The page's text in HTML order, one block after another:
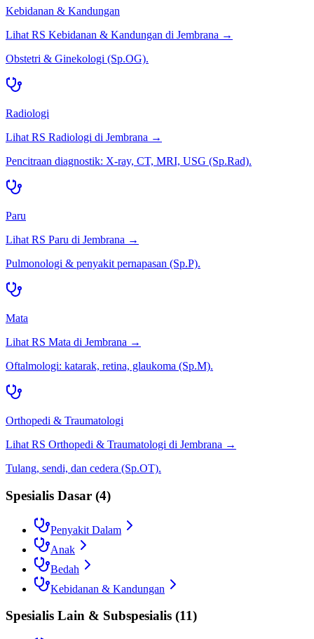
Kebidanan & Kandungan
Lihat RS Kebidanan & Kandungan di Jembrana →
Obstetri & Ginekologi (Sp.OG).
Radiologi
Lihat RS Radiologi di Jembrana →
Pencitraan diagnostik: X-ray, CT, MRI, USG (Sp.Rad).
Paru
Lihat RS Paru di Jembrana →
Pulmonologi & penyakit pernapasan (Sp.P).
Mata
Lihat RS Mata di Jembrana →
Oftalmologi: katarak, retina, glaukoma (Sp.M).
Orthopedi & Traumatologi
Lihat RS Orthopedi & Traumatologi di Jembrana →
Tulang, sendi, dan cedera (Sp.OT).
Spesialis Dasar (4)
Penyakit Dalam
Anak
Bedah
Kebidanan & Kandungan
Spesialis Lain & Subspesialis (11)